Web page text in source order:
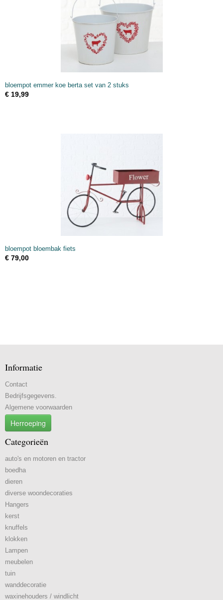
bloempot emmer koe berta set van 2 stuks
€ 19,99
bloempot bloembak fiets
€ 79,00
Informatie
Contact
Bedrijfsgegevens.
Algemene voorwaarden
Herroeping
Categorieën
auto's en motoren en tractor
boedha
dieren
diverse woondecoraties
Hangers
kerst
knuffels
klokken
Lampen
meubelen
tuin
wanddecoratie
waxinehouders / windlicht